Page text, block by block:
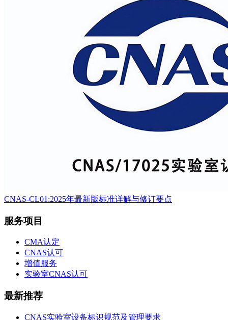
CNAS-CL01:2025年最新版标准详解与修订要点
服务项目
CMA认定
CNAS认可
增值服务
实验室CNAS认可
最新推荐
CNAS实验室设备标识规范及管理要求